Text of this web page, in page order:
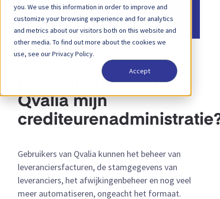
you. We use this information in order to improve and
customize your browsing experience and for analytics
and metrics about our visitors both on this website and
other media. To find out more about the cookies we
use, see our Privacy Policy.
Accept
Home Kennisbank Algemeen
Hoe automatiseert
Qvalia mijn
Gebruikers van Qvalia kunnen het beheer van
leveranciersfacturen, de stamgegevens van
leveranciers, het afwijkingenbeheer en nog veel
meer automatiseren, ongeacht het formaat.